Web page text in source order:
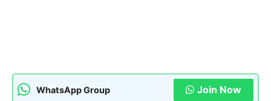
WhatsApp Group Join Now